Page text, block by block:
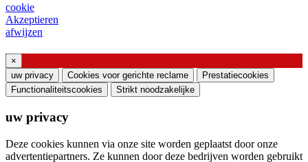
Bitte um Unterstützung oder Lichtdesign
Anfrage für Webinar oder Schulung zu
Einverständniserklärung (Artikel 7 der EU-
Verordnung Nr. 2016/679)
Ich erkläre, dass ich die Informationen zur
Verarbeitung personenbezogener Daten gelesen
habe und der Verarbeitung meiner
cookie
Akzeptieren
afwijzen
×
uw privacy
Cookies voor gerichte reclame
Prestatiecookies
Functionaliteitscookies
Strikt noodzakelijke
uw privacy
Deze cookies kunnen via onze site worden geplaatst door onze
advertentiepartners. Ze kunnen door deze bedrijven worden gebruikt